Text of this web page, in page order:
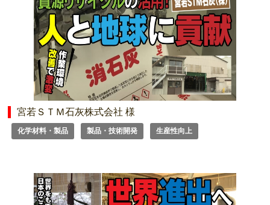
宮若ＳＴＭ石灰株式会社 様
化学材料・製品 製品・技術開発 生産性向上